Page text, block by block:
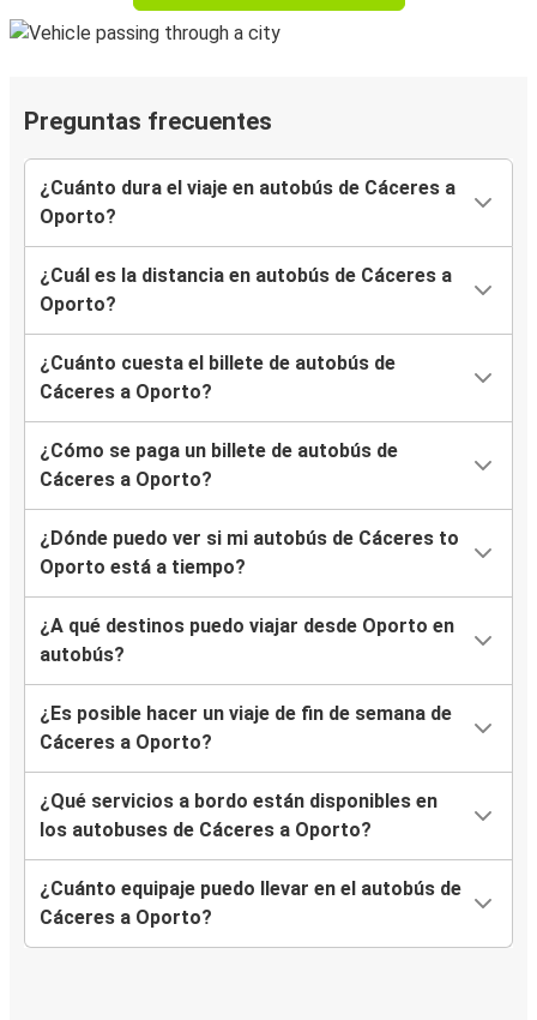
Preguntas frecuentes
¿Cuánto dura el viaje en autobús de Cáceres a
Oporto?
¿Cuál es la distancia en autobús de Cáceres a
Oporto?
¿Cuánto cuesta el billete de autobús de
Cáceres a Oporto?
¿Cómo se paga un billete de autobús de
Cáceres a Oporto?
¿Dónde puedo ver si mi autobús de Cáceres to
Oporto está a tiempo?
¿A qué destinos puedo viajar desde Oporto en
autobús?
¿Es posible hacer un viaje de fin de semana de
Cáceres a Oporto?
¿Qué servicios a bordo están disponibles en
los autobuses de Cáceres a Oporto?
¿Cuánto equipaje puedo llevar en el autobús de
Cáceres a Oporto?